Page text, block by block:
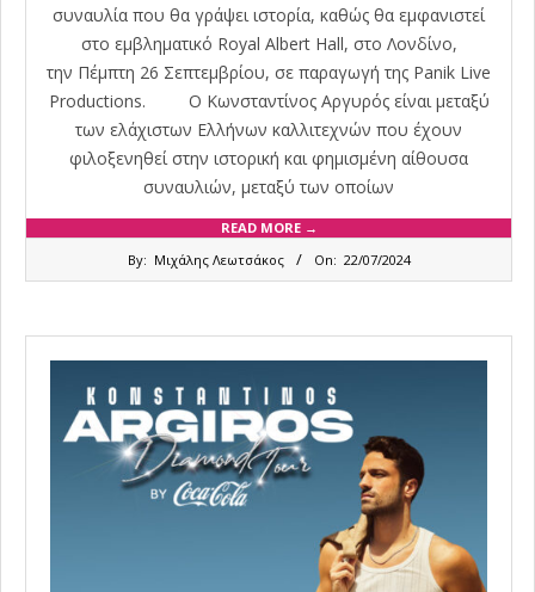
συναυλία που θα γράψει ιστορία, καθώς θα εμφανιστεί
στο εμβληματικό Royal Albert Hall, στο Λονδίνο,
την Πέμπτη 26 Σεπτεμβρίου, σε παραγωγή της Panik Live
Productions. Ο Κωνσταντίνος Αργυρός είναι μεταξύ
των ελάχιστων Ελλήνων καλλιτεχνών που έχουν
φιλοξενηθεί στην ιστορική και φημισμένη αίθουσα
συναυλιών, μεταξύ των οποίων
READ MORE →
By: Μιχάλης Λεωτσάκος On: 22/07/2024